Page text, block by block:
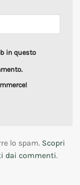
in questo
lo spam. Scopri
dai commenti.